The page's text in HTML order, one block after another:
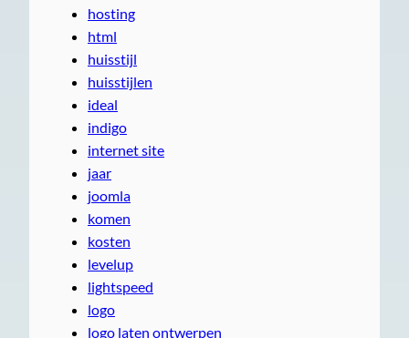
hosting
html
huisstijl
huisstijlen
ideal
indigo
internet site
jaar
joomla
komen
kosten
levelup
lightspeed
logo
logo laten ontwerpen